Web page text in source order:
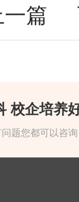
篇
校企培养
题您都可以咨